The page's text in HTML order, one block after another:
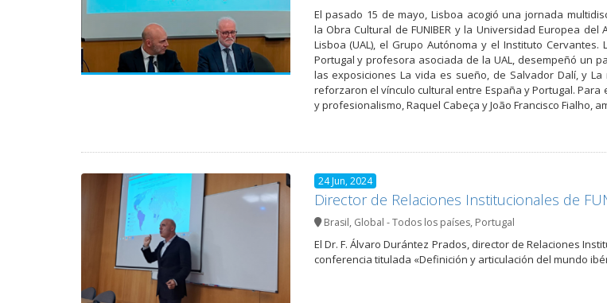
El pasado 15 de mayo, Lisboa acogió una jornada
la Obra Cultural de FUNIBER y la Universidad Europea del
Lisboa (UAL), el Grupo Autónoma y el Instituto
Portugal y profesora asociada de la UAL, desempeñó un
las exposiciones La vida es sueño, de Salvador Dalí, y
reforzaron el vínculo cultural entre España y Portugal.
y profesionalismo, Raquel Cabeça y João Francisco Fialho,
24 Jun, 2024
Director de Relaciones Institucionales de
Brasil, Global - Todos los países, Portugal
El Dr. F. Álvaro Durántez Prados, director de Relaciones
conferencia titulada «Definición y articulación del mundo